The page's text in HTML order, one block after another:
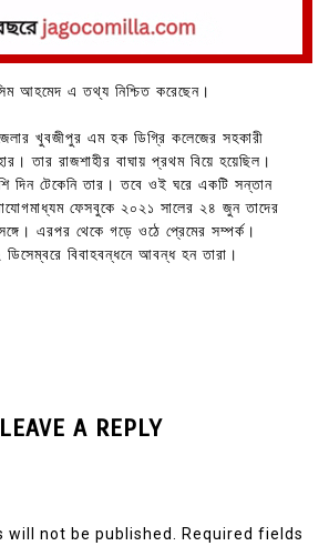
আহমেদ এ তথ্য নিশ্চিত করেছেন।
খুবজীপুর এম হক ডিগ্রি কলেজের সহকারী
তার রাজশাহীর বাঘায় প্রথম বিয়ে হয়েছিল।
দিন টেকেনি তার। তবে ওই ঘরে একটি সন্তান
ফেসবুকে ২০২১ সালের ২৪ জুন তাদের
এরপর থেকে গড়ে ওঠে প্রেমের সম্পর্ক।
বিবাহবন্ধনে আবন্ধ হন তারা।
LEAVE A REPLY
not be published.
Required fields